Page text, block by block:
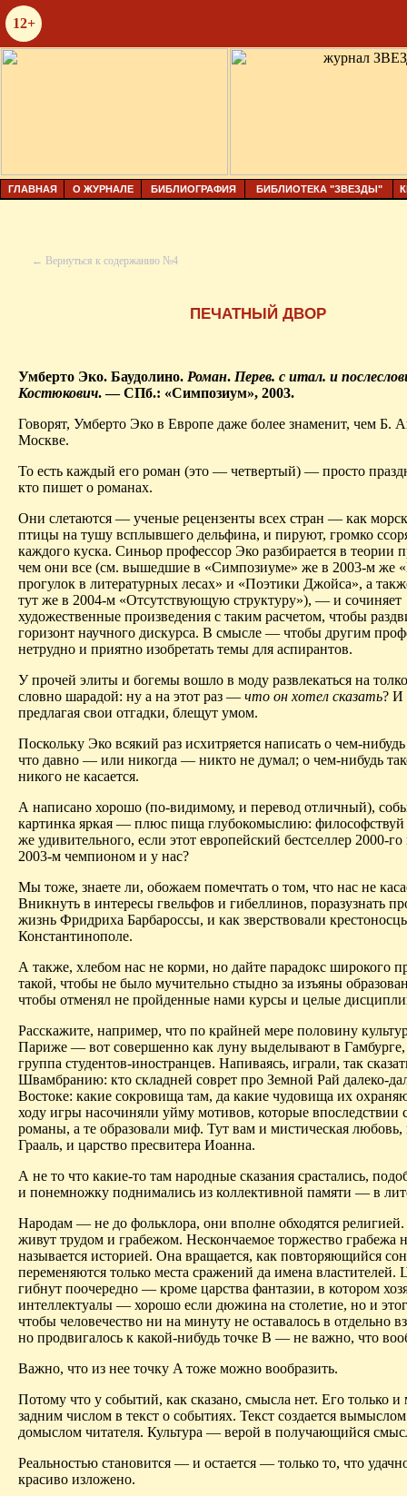
12+
ГЛАВНАЯ О ЖУРНАЛЕ БИБЛИОГРАФИЯ БИБЛИОТЕКА "ЗВЕЗДЫ"
← Вернуться к содержанию №4
ПЕЧАТНЫЙ ДВОР
Умберто Эко. Баудолино. Роман. Перев. с итал. и
Костюкович. — СПб.: «Симпозиум», 2003.
Говорят, Умберто Эко в Европе даже более знаменит, чем Б.
Москве.
То есть каждый его роман (это — четвертый) — просто
кто пишет о романах.
Они слетаются — ученые рецензенты всех стран — как
птицы на тушу всплывшего дельфина, и пируют, громко
каждого куска. Синьор профессор Эко разбирается в теории
чем они все (см. вышедшие в «Симпозиуме» же в 2003-м же
прогулок в литературных лесах» и «Поэтики Джойса», а
тут же в 2004-м «Отсутствующую структуру»), — и сочиняет
художественные произведения с таким расчетом, чтобы
горизонт научного дискурса. В смысле — чтобы другим
нетрудно и приятно изобретать темы для аспирантов.
У прочей элиты и богемы вошло в моду развлекаться на
словно шарадой: ну а на этот раз — что он хотел сказать? И
предлагая свои отгадки, блещут умом.
Поскольку Эко всякий раз исхитряется написать о чем-
что давно — или никогда — никто не думал; о чем-нибудь
никого не касается.
А написано хорошо (по-видимому, и перевод отличный),
картинка яркая — плюс пища глубокомыслию: философствуй
же удивительного, если этот европейский бестселлер 2000-го
2003-м чемпионом и у нас?
Мы тоже, знаете ли, обожаем помечтать о том, что нас не
Вникнуть в интересы гвельфов и гибеллинов, поразузнать
жизнь Фридриха Барбароссы, и как зверствовали
Константинополе.
А также, хлебом нас не корми, но дайте парадокс широкого
такой, чтобы не было мучительно стыдно за изъяны
чтобы отменял не пройденные нами курсы и целые
Расскажите, например, что по крайней мере половину
Париже — вот совершенно как луну выделывают в
группа студентов-иностранцев. Напиваясь, играли, так
Швамбранию: кто складней соврет про Земной Рай далеко-
Востоке: какие сокровища там, да какие чудовища их
ходу игры насочиняли уйму мотивов, которые впоследствии
романы, а те образовали миф. Тут вам и мистическая любовь,
Грааль, и царство пресвитера Иоанна.
А не то что какие-то там народные сказания срастались,
и понемножку поднимались из коллективной памяти — в
Народам — не до фольклора, они вполне обходятся
живут трудом и грабежом. Нескончаемое торжество грабежа
называется историей. Она вращается, как повторяющийся
переменяются только места сражений да имена властителей.
гибнут поочередно — кроме царства фантазии, в котором
интеллектуалы — хорошо если дюжина на столетие, но и
чтобы человечество ни на минуту не оставалось в отдельно
но продвигалось к какой-нибудь точке B — не важно, что
Важно, что из нее точку A тоже можно вообразить.
Потому что у событий, как сказано, смысла нет. Его только
задним числом в текст о событиях. Текст создается
домыслом читателя. Культура — верой в получающийся
Реальностью становится — и остается — только то, что
красиво изложено.